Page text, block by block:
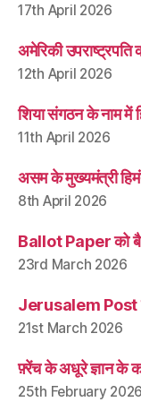
17th April 2026
अमेरिकी
12th April 2026
शिया संगठन के नाम में
11th April 2026
असम के मुख्यमंत्री हिमंत
8th April 2026
Ballot Paper को
23rd March 2026
Jerusalem Post
21st March 2026
फ़्रेंच के अधूरे ज्ञान के
25th February 2026